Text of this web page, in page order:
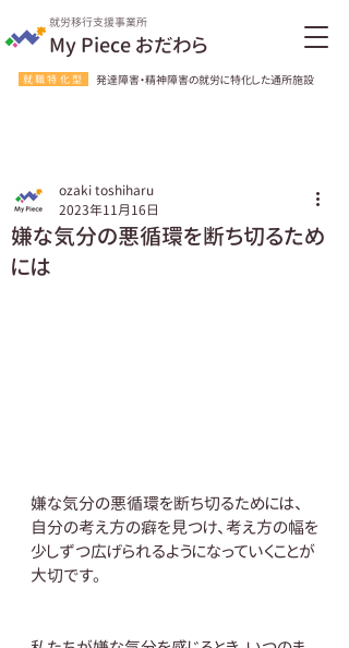
就労移行支援事業所
My Piece おだわら
就職特化型 発達障害・精神障害の就労に特化した通所施設
嫌な気分の悪循環を断ち切るため
には
ozaki toshiharu
2023年11月16日
嫌な気分の悪循環を断ち切るためには、
自分の考え方の癖を見つけ、考え方の幅を
少しずつ広げられるようになっていくことが
大切です。